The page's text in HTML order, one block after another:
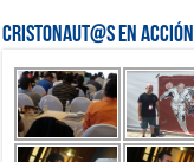
Cristonaut@s en Acción